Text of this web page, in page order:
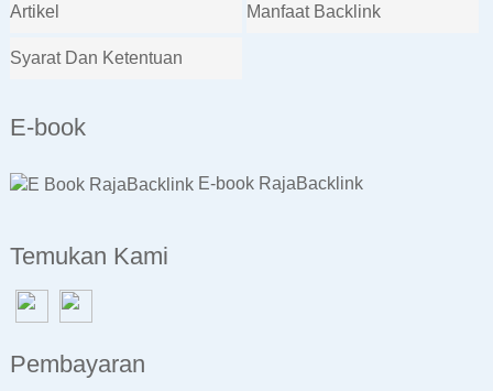
Artikel Manfaat Backlink
Syarat Dan Ketentuan
E-book
E-book RajaBacklink
Temukan Kami
Pembayaran